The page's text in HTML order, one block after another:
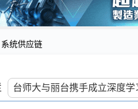
统供应链